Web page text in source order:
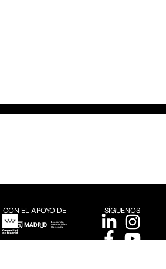
CON EL APOYO DE SÍGUENOS